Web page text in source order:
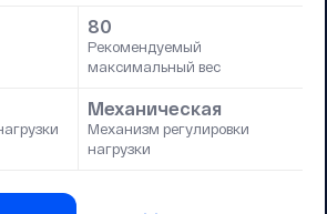
80
Рекомендуемый
максимальный вес
Механическая
Механизм регулировки
нагрузки